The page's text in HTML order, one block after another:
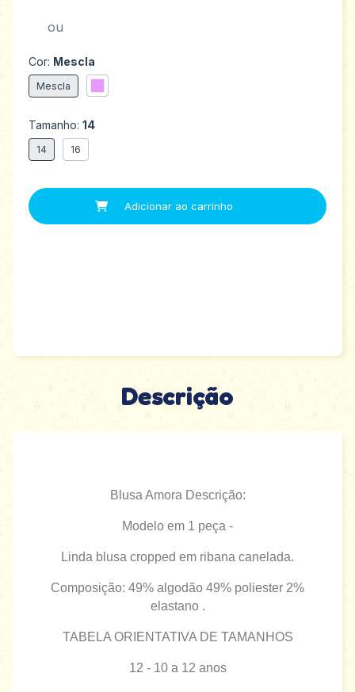
ou
Cor: Mescla
Mescla
Tamanho: 14
14 16
Descrição
Blusa Amora Descrição:
Modelo em 1 peça -
Linda blusa cropped em ribana canelada.
Composição: 49% algodão 49% poliester 2%
elastano .
TABELA ORIENTATIVA DE TAMANHOS
12 - 10 a 12 anos